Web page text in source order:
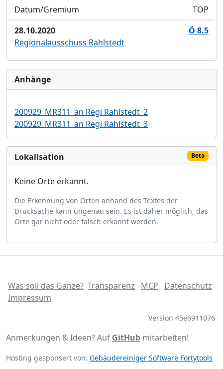
Datum/Gremium
TOP
28.10.2020
Ö 8.5
Regionalausschuss Rahlstedt
Anhänge
200929_MR311_an Regi Rahlstedt_2
200929_MR311_an Regi Rahlstedt_3
Lokalisation Beta
Keine Orte erkannt.
Die Erkennung von Orten anhand des Textes der
Drucksache kann ungenau sein. Es ist daher möglich, das
Orte gar nicht oder falsch erkannt werden.
Was soll das Ganze? Transparenz MCP
Datenschutz
Impressum
Version 45e6911076
Anmerkungen & Ideen? Auf GitHub mitarbeiten!
Hosting gesponsert von: Gebäudereiniger Software Fortytools